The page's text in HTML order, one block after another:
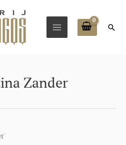
Zander